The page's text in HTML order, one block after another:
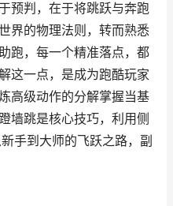
预判，在于将跳跃与奔跑
界的物理法则，转而熟悉
跑，每一个精准落点，都
这一点，是成为跑酷玩家
高级动作的分解掌握当基
墙跳是核心技巧，利用侧
手到大师的飞跃之路，副